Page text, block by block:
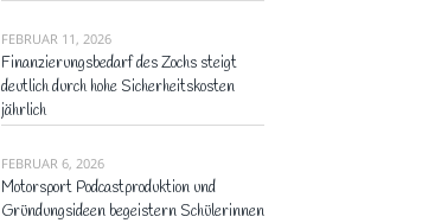
FEBRUAR 11, 2026
Finanzierungsbedarf des Zochs steigt
deutlich durch hohe Sicherheitskosten
jährlich
FEBRUAR 6, 2026
Motorsport Podcastproduktion und
Gründungsideen begeistern Schülerinnen